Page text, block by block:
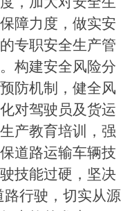
障力度，做实安
专职安全生产管
构建安全风险分
防机制，健全风
对驾驶员及货运
产教育培训，强
道路运输车辆技
技能过硬，坚决
路行驶，切实从源